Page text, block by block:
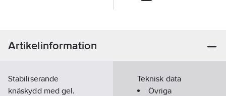
Artikelinformation
Stabiliserande
knäskydd med gel.
Teknisk data
Övriga